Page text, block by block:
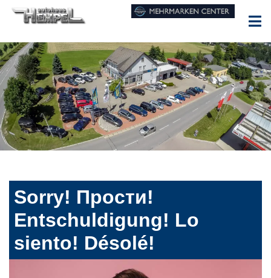
Sorry! Прости!
Entschuldigung! Lo
siento! Désolé!